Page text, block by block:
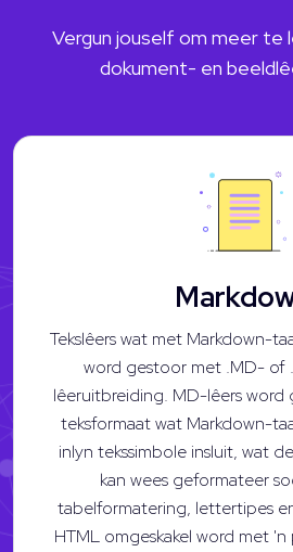
Vergun jouself om meer te
dokument- en
Tekslêers wat met Markdown-
word gestoor met .MD- of
lêeruitbreiding. MD-lêers
teksformaat wat Markdown-
inlyn tekssimbole insluit, wat
kan wees geformateer
tabelformatering, lettertipes
HTML omgeskakel word met